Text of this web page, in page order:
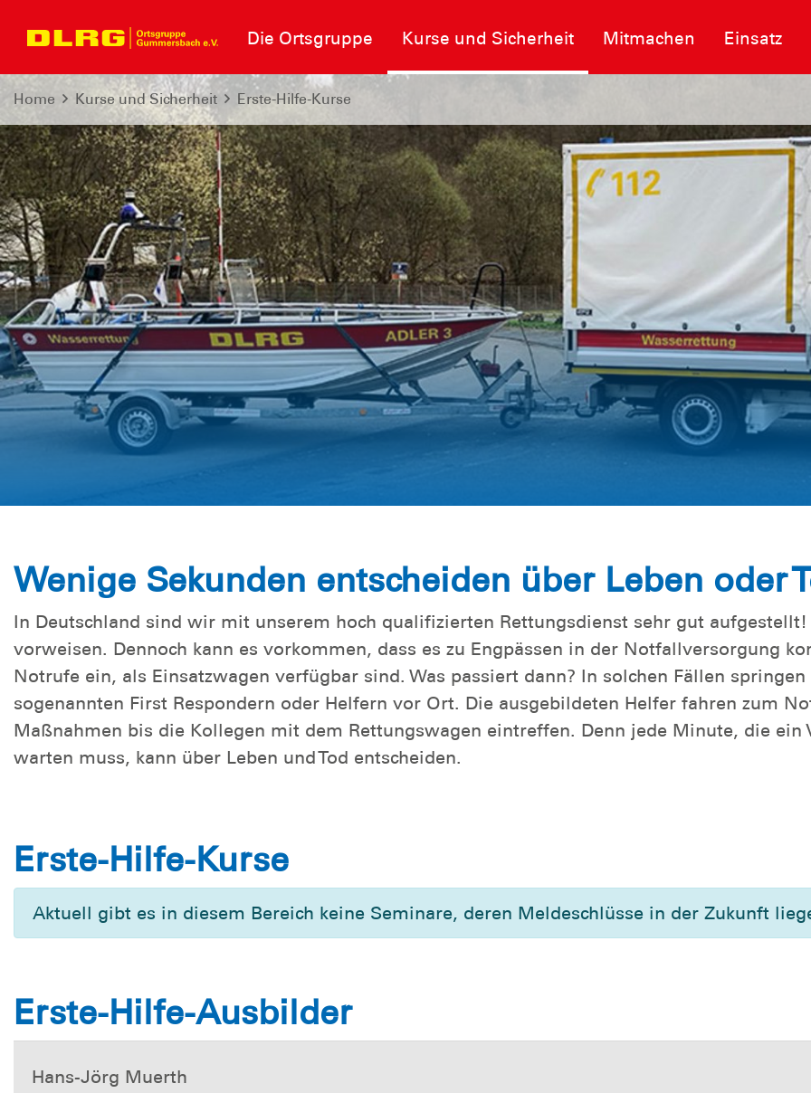
Die Ortsgruppe Kurse und Sicherheit Mitmachen Einsatz
Home Kurse und Sicherheit Erste-Hilfe-Kurse
Wenige Sekunden entscheiden über Leben oder
In Deutschland sind wir mit unserem hoch qualifizierten Rettungsdienst sehr gut
vorweisen. Dennoch kann es vorkommen, dass es zu Engpässen in der Notfallversorgung
Notrufe ein, als Einsatzwagen verfügbar sind. Was passiert dann? In solchen Fällen
sogenannten First Respondern oder Helfern vor Ort. Die ausgebildeten Helfer fahren zum
Maßnahmen bis die Kollegen mit dem Rettungswagen eintreffen. Denn jede Minute, die ein
warten muss, kann über Leben und Tod entscheiden.
Erste-Hilfe-Kurse
Aktuell gibt es in diesem Bereich keine Seminare, deren Meldeschlüsse in der Zukunft
Erste-Hilfe-Ausbilder
Hans-Jörg Muerth